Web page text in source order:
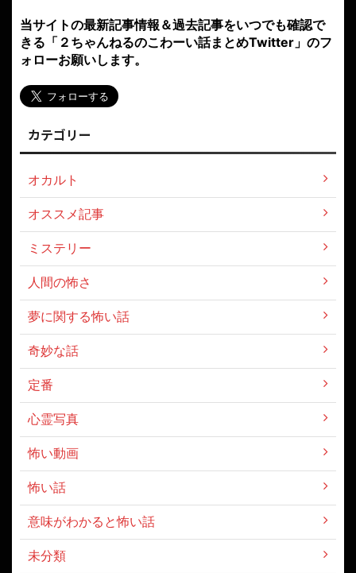
当サイトの最新記事情報＆過去記事をいつでも確認で
きる「２ちゃんねるのこわーい話まとめTwitter」のフ
ォローお願いします。
カテゴリー
オカルト
オススメ記事
ミステリー
人間の怖さ
夢に関する怖い話
奇妙な話
定番
心霊写真
怖い動画
怖い話
意味がわかると怖い話
未分類